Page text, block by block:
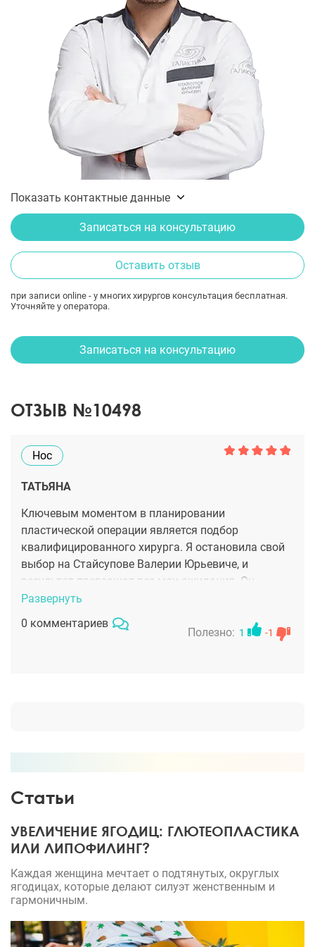
Показать контактные данные
Записаться на консультацию
Оставить отзыв
при записи online - у многих хирургов консультация бесплатная.
Уточняйте у оператора.
Записаться на консультацию
ОТЗЫВ №10498
Нос
ТАТЬЯНА
Ключевым моментом в планировании
пластической операции является подбор
квалифицированного хирурга. Я остановила свой
выбор на Стайсупове Валерии Юрьевиче, и
результат превзошел все мои ожидания. Он
отлично скорректировал деформацию носовой
перегородки, а также устранил нежелательную
горбинку. Благодаря этому я больше не
Развернуть
0 комментариев
Полезно: 1 -1
Статьи
УВЕЛИЧЕНИЕ ЯГОДИЦ: ГЛЮТЕОПЛАСТИКА
ИЛИ ЛИПОФИЛИНГ?
Каждая женщина мечтает о подтянутых, округлых
ягодицах, которые делают силуэт женственным и
гармоничным.